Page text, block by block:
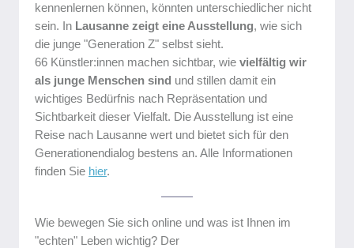
kennenlernen können, könnten unterschiedlicher nicht
sein. In Lausanne zeigt eine Ausstellung, wie sich
die junge "Generation Z" selbst sieht.
66 Künstler:innen machen sichtbar, wie vielfältig wir
als junge Menschen sind und stillen damit ein
wichtiges Bedürfnis nach Repräsentation und
Sichtbarkeit dieser Vielfalt. Die Ausstellung ist eine
Reise nach Lausanne wert und bietet sich für den
Generationendialog bestens an. Alle Informationen
finden Sie hier.
Wie bewegen Sie sich online und was ist Ihnen im
"echten" Leben wichtig? Der